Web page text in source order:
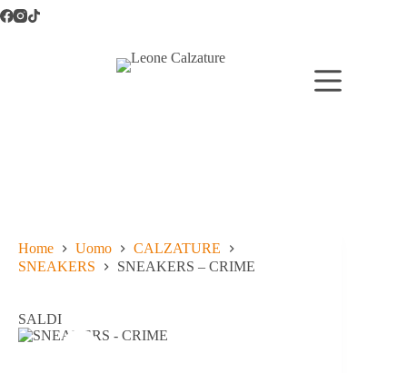
Salta
al
Home Uomo
CALZATURE
SNEAKERS
SNEAKERS – CRIME
SALDI